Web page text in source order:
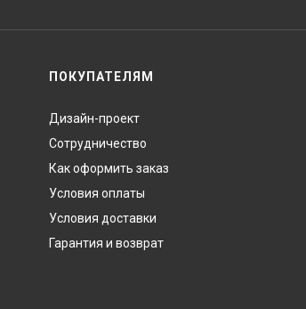
ПОКУПАТЕЛЯМ
Дизайн-проект
Сотрудничество
Как оформить заказ
Условия оплаты
Условия доставки
Гарантия и возврат